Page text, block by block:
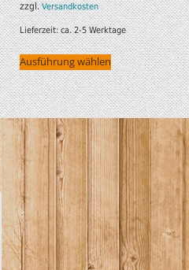
zzgl.Versandkosten
Lieferzeit:ca. 2-5 Werktage
Ausführung wählen